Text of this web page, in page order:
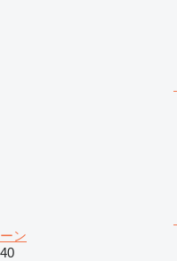
ーン
40